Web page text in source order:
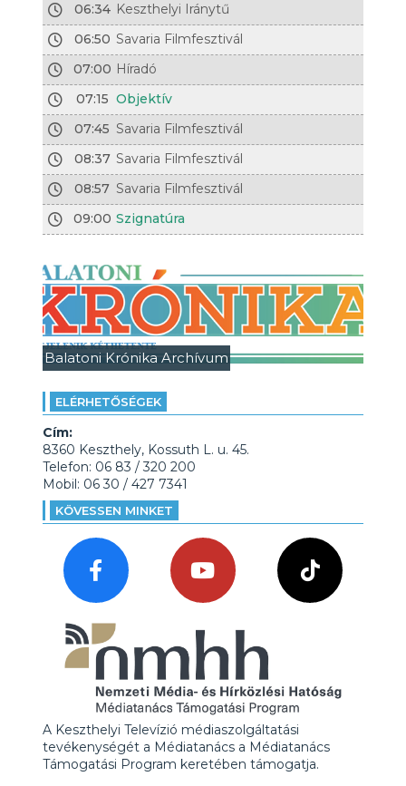
06:34 Keszthelyi Iránytű
06:50 Savaria Filmfesztivál
07:00 Híradó
07:15 Objektív
07:45 Savaria Filmfesztivál
08:37 Savaria Filmfesztivál
08:57 Savaria Filmfesztivál
09:00 Szignatúra
Balatoni Krónika Archívum
ELÉRHETŐSÉGEK
Cím:
8360 Keszthely, Kossuth L. u. 45.
Telefon: 06 83 / 320 200
Mobil: 06 30 / 427 7341
KÖVESSEN MINKET
A Keszthelyi Televízió médiaszolgáltatási
tevékenységét a Médiatanács a Médiatanács
Támogatási Program keretében támogatja.